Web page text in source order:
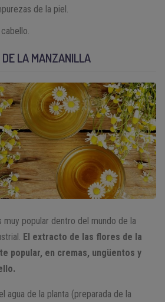
de la piel.
LA MANZANILLA
muy popular dentro del mundo de la
El extracto de las flores de la
popular, en cremas, ungüentos y
agua de la planta (preparada de la